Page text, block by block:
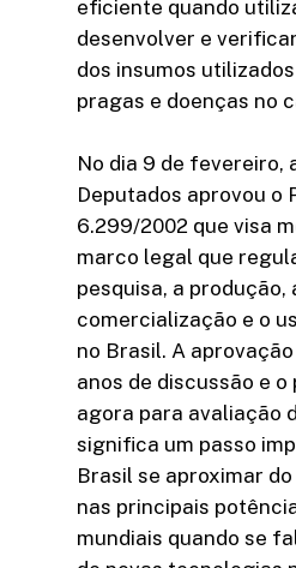
eficiente quando
desenvolver e
dos insumos
pragas e doenças no
No dia 9 de fevereiro,
Deputados aprovou o
6.299/2002 que visa
marco legal que
pesquisa, a produção,
comercialização e o
no Brasil. A
anos de discussão e
agora para avaliação
significa um passo
Brasil se aproximar
nas principais
mundiais quando se